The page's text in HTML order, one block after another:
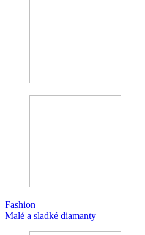
Fashion
Malé a sladké diamanty